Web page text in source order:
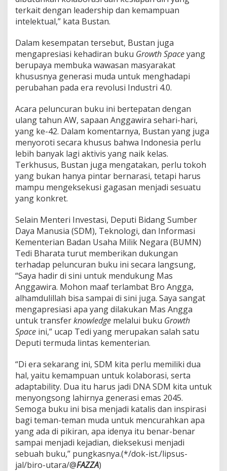
M
K
M
terkait dengan leadership dan kemampuan
intelektual,” kata Bustan.
Dalam kesempatan tersebut, Bustan juga
mengapresiasi kehadiran buku Growth Spaceyang
berupaya membuka wawasan masyarakat
khususnya generasi muda untuk menghadapi
perubahan pada era revolusi Industri 4.0.
Acara peluncuran buku ini bertepatan dengan
ulang tahun AW, sapaan Anggawira sehari-hari,
yang ke-42. Dalam komentarnya, Bustan yang juga
menyoroti secara khusus bahwa Indonesia perlu
lebih banyak lagi aktivis yang naik kelas.
Terkhusus, Bustan juga mengatakan, perlu tokoh
yang bukan hanya pintar bernarasi, tetapi harus
mampu mengeksekusi gagasan menjadi sesuatu
yang konkret.
Selain Menteri Investasi, Deputi Bidang Sumber
Daya Manusia (SDM), Teknologi, dan Informasi
Kementerian Badan Usaha Milik Negara (BUMN)
Tedi Bharata turut memberikan dukungan
terhadap peluncuran buku ini secara langsung,
“Saya hadir di sini untuk mendukung Mas
Anggawira. Mohon maaf terlambat Bro Angga,
alhamdulillah bisa sampai di sini juga. Saya sangat
mengapresiasi apa yang dilakukan Mas Angga
untuk transferknowledge melalui buku Growth
Space ini,” ucap Tedi yang merupakan salah satu
Deputi termuda lintas kementerian.
“Di era sekarang ini, SDM kita perlu memiliki dua
hal, yaitu kemampuan untuk kolaborasi, serta
adaptability. Dua itu harus jadi DNA SDM kita untuk
menyongsong lahirnya generasi emas 2045.
Semoga buku ini bisa menjadi katalis dan inspirasi
bagi teman-teman muda untuk mencurahkan apa
yang ada di pikiran, apa idenya itu benar-benar
sampai menjadi kejadian, dieksekusi menjadi
sebuah buku,” pungkasnya.(*/dok-ist./lipsus-
jal/biro-utara/@FAZZA)